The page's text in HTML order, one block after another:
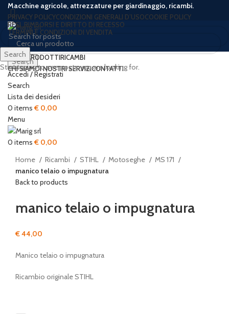
Macchine agricole, attrezzature per giardinaggio, ricambi.
PRIVACY POLICYCONDIZIONI GENERALI D’USOCOOKIE POLICY
RESI, RIMBORSI E DIRITTO DI RECESSO
TERMINI E CONDIZIONI DI VENDITA
Search
Accedi / Registrati
Search
Lista dei desideri
0 items € 0,00
Menu
0 items € 0,00
HOME PRODOTTIRICAMBI
CHI SIAMOI NOSTRI SERVIZICONTATTI
Click to enlarge
Home Ricambi STIHL Motoseghe
MS 171
manico telaio o impugnatura
Back to products
manico telaio o impugnatura
€44,00
Manico telaio o impugnatura
Ricambio originale STIHL
Search
Start typing to see posts you are looking for.